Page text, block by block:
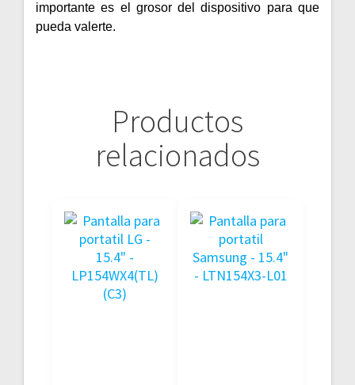
importante es el grosor del dispositivo para que
pueda valerte.
Productos
relacionados